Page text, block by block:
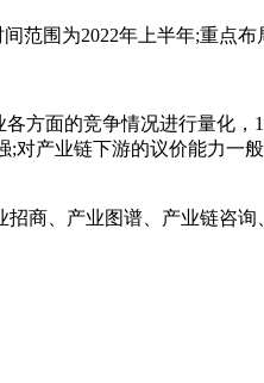
范围为2022年上半年;重点布
方面的竞争情况进行量化，
对产业链下游的议价能力一
商、产业图谱、产业链咨询